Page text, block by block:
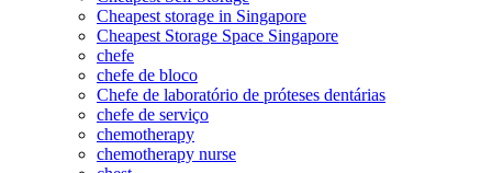
Cheapest storage in Singapore
Cheapest Storage Space Singapore
chefe
chefe de bloco
Chefe de laboratório de próteses dentárias
chefe de serviço
chemotherapy
chemotherapy nurse